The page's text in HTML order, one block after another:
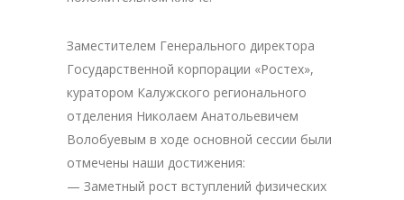
Заместителем Генерального директора
Государственной корпорации «Ростех»,
куратором Калужского регионального
отделения Николаем Анатольевичем
Волобуевым в ходе основной сессии были
отмечены наши достижения:
— Заметный рост вступлений физических